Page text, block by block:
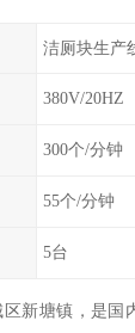
洁厕块生产
380V/20HZ
300个/分钟
55个/分钟
5台
新塘镇，是国